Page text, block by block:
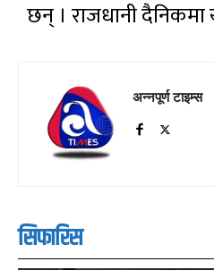
छन् । राजधानी
अन्नपूर्ण टाइम्स
सिफारिस